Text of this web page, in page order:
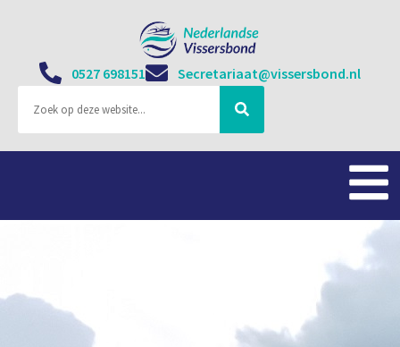
0527 698151 Secretariaat@vissersbond.nl